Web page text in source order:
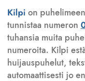
Kilpi on
tunnistaa numeron
tuhansia muita
numeroita. Kilpi
huijauspuhelut,
automaattisesti jo